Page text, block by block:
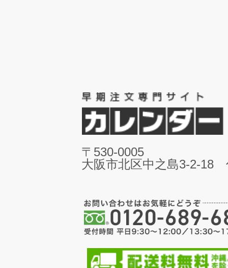
〒530-0005
大阪市北区中之島3-2-18